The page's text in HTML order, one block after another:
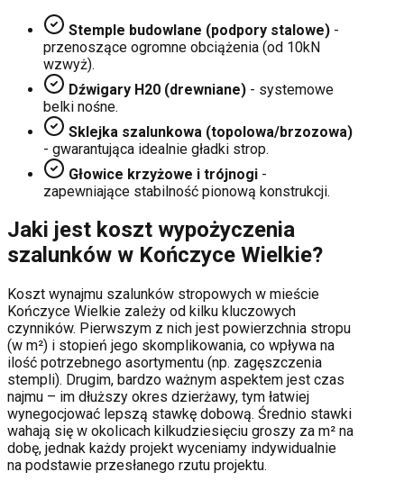
Stemple budowlane (podpory stalowe) -
przenoszące ogromne obciążenia (od 10kN
wzwyż).
Dźwigary H20 (drewniane) - systemowe
belki nośne.
Sklejka szalunkowa (topolowa/brzozowa)
- gwarantująca idealnie gładki strop.
Głowice krzyżowe i trójnogi -
zapewniające stabilność pionową konstrukcji.
Jaki jest koszt wypożyczenia
szalunków w Kończyce Wielkie?
Koszt wynajmu szalunków stropowych w mieście
Kończyce Wielkie zależy od kilku kluczowych
czynników. Pierwszym z nich jest powierzchnia stropu
(w m²) i stopień jego skomplikowania, co wpływa na
ilość potrzebnego asortymentu (np. zagęszczenia
stempli). Drugim, bardzo ważnym aspektem jest czas
najmu – im dłuższy okres dzierżawy, tym łatwiej
wynegocjować lepszą stawkę dobową. Średnio stawki
wahają się w okolicach kilkudziesięciu groszy za m² na
dobę, jednak każdy projekt wyceniamy indywidualnie
na podstawie przesłanego rzutu projektu.